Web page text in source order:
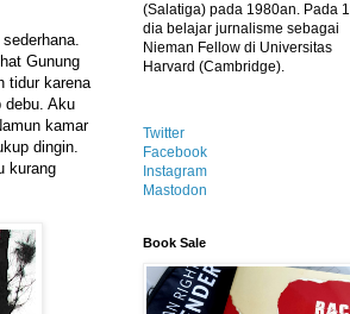
Gunung
tidur karena
debu. Aku
kamar
dingin.
kurang
(Salatiga) pada 1980an. Pada
dia belajar jurnalisme sebagai
Nieman Fellow di Universitas
Harvard (Cambridge).
Twitter
Facebook
Instagram
Mastodon
Book Sale